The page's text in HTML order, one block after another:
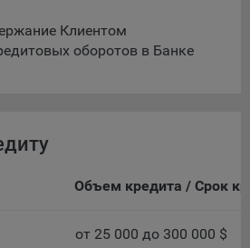
пользователь может настроить
такие файлы сookie или
Данные файлы cookie
сайтов, например, для хранения
опросов пользователями.
Клиентом
оборотов в Банке
Объем кредита / Срок
от 25 000 до 300 000 $